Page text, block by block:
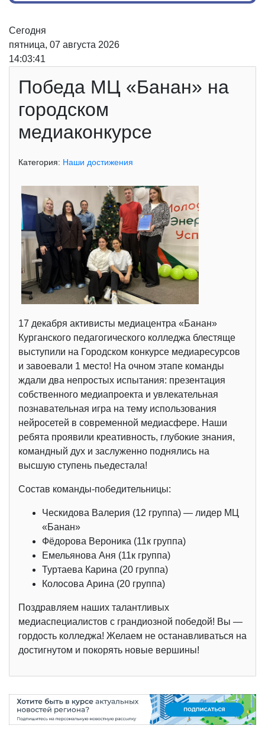
Сегодня
пятница, 07 августа 2026
14:03:41
Победа МЦ «Банан» на
городском
медиаконкурсе
Категория: Наши достижения
17 декабря активисты медиацентра «Банан»
Курганского педагогического колледжа блестяще
выступили на Городском конкурсе медиаресурсов
и завоевали 1 место! На очном этапе команды
ждали два непростых испытания: презентация
собственного медиапроекта и увлекательная
познавательная игра на тему использования
нейросетей в современной медиасфере. Наши
ребята проявили креативность, глубокие знания,
командный дух и заслуженно поднялись на
высшую ступень пьедестала!
Состав команды-победительницы:
Ческидова Валерия (12 группа) — лидер МЦ
«Банан»
Фёдорова Вероника (11к группа)
Емельянова Аня (11к группа)
Туртаева Карина (20 группа)
Колосова Арина (20 группа)
Поздравляем наших талантливых
медиаспециалистов с грандиозной победой! Вы —
гордость колледжа! Желаем не останавливаться на
достигнутом и покорять новые вершины!